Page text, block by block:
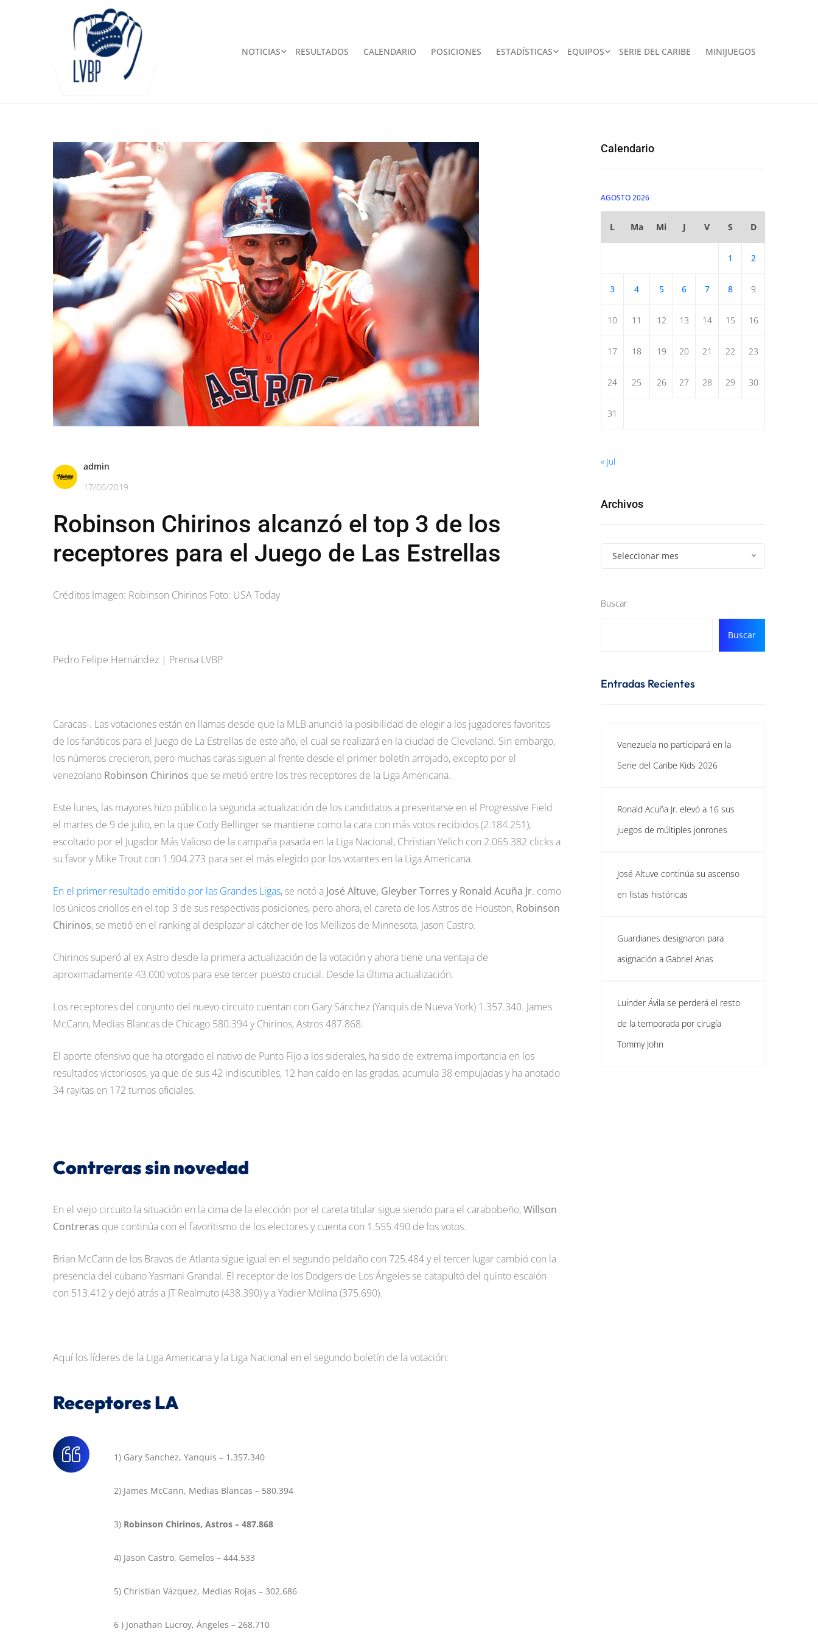
NOTICIAS RESULTADOS CALENDARIO POSICIONES ESTADÍSTICAS EQUIPOS SERIE DEL CARIBE MINIJUEGOS
admin
17/06/2019
Robinson Chirinos alcanzó el top 3 de los
receptores para el Juego de Las Estrellas
Créditos Imagen: Robinson Chirinos Foto: USA Today
Pedro Felipe Hernández | Prensa LVBP
Caracas-. Las votaciones están en llamas desde que la MLB anunció la posibilidad de elegir a los jugadores favoritos
de los fanáticos para el Juego de La Estrellas de este año, el cual se realizará en la ciudad de Cleveland. Sin embargo,
los números crecieron, pero muchas caras siguen al frente desde el primer boletín arrojado, excepto por el
venezolano Robinson Chirinos que se metió entre los tres receptores de la Liga Americana.
Este lunes, las mayores hizo público la segunda actualización de los candidatos a presentarse en el Progressive Field
el martes de 9 de julio, en la que Cody Bellinger se mantiene como la cara con más votos recibidos (2.184.251),
escoltado por el Jugador Más Valioso de la campaña pasada en la Liga Nacional, Christian Yelich con 2.065.382 clicks a
su favor y Mike Trout con 1.904.273 para ser el más elegido por los votantes en la Liga Americana.
En el primer resultado emitido por las Grandes Ligas, se notó a José Altuve, Gleyber Torres y Ronald Acuña Jr. como
los únicos criollos en el top 3 de sus respectivas posiciones, pero ahora, el careta de los Astros de Houston, Robinson
Chirinos, se metió en el ranking al desplazar al cátcher de los Mellizos de Minnesota, Jason Castro.
Chirinos superó al ex Astro desde la primera actualización de la votación y ahora tiene una ventaja de
aproximadamente 43.000 votos para ese tercer puesto crucial. Desde la última actualización.
Los receptores del conjunto del nuevo circuito cuentan con Gary Sánchez (Yanquis de Nueva York) 1.357.340. James
McCann, Medias Blancas de Chicago 580.394 y Chirinos, Astros 487.868.
El aporte ofensivo que ha otorgado el nativo de Punto Fijo a los siderales, ha sido de extrema importancia en los
resultados victoriosos, ya que de sus 42 indiscutibles, 12 han caído en las gradas, acumula 38 empujadas y ha anotado
34 rayitas en 172 turnos oficiales.
Contreras sin novedad
En el viejo circuito la situación en la cima de la elección por el careta titular sigue siendo para el carabobeño,Willson
Contreras que continúa con el favoritismo de los electores y cuenta con 1.555.490 de los votos.
Brian McCann de los Bravos de Atlanta sigue igual en el segundo peldaño con 725.484 y el tercer lugar cambió con la
presencia del cubano Yasmani Grandal. El receptor de los Dodgers de Los Ángeles se catapultó del quinto escalón
con 513.412 y dejó atrás a JT Realmuto (438.390) y a Yadier Molina (375.690).
Aquí los líderes de la Liga Americana y la Liga Nacional en el segundo boletín de la votación:
Receptores LA
1) Gary Sanchez, Yanquis – 1.357.340
2) James McCann, Medias Blancas – 580.394
3) Robinson Chirinos, Astros – 487.868
4) Jason Castro, Gemelos – 444.533
5) Christian Vázquez, Medias Rojas – 302.686
6 ) Jonathan Lucroy, Ángeles – 268.710
Calendario
AGOSTO 2026
L Ma Mi J V S D
1 2
3 4 5 6 7 8 9
10 11 12 13 14 15 16
17 18 19 20 21 22 23
24 25 26 27 28 29 30
31
« Jul
Archivos
Seleccionar mes
Buscar
Buscar
Entradas Recientes
Venezuela no participará en la
Serie del Caribe Kids 2026
Ronald Acuña Jr. elevó a 16 sus
juegos de múltiples jonrones
José Altuve continúa su ascenso
en listas históricas
Guardianes designaron para
asignación a Gabriel Arias
Luinder Ávila se perderá el resto
de la temporada por cirugía
Tommy John